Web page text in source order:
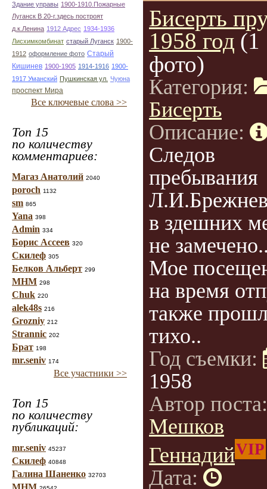
Здание управы 1900-1910.Пожарные
Луганск В 20-г.здесь построят
д.к.Ленина 1912 Адрес 1934-1936
Лисхимкомбинат старый Луганск 1900-
1912 оформление фото Старый
Кишинев 1900-1905 1914-1916 1900-
1917 Уманский Пушкинская ул. Чуюна
проспект Мира
Все ключевые слова >>
Топ 15
по количеству
комментариев:
Магаз Анатолий 2040
poroch 1132
sm 865
Yana 398
Admin 334
Борис Ассеев 320
Скилеф 305
Белков Альберт 299
МНМ 298
Chuk 220
alek48s 216
Grozniy 212
Strannic 202
Брат 198
mr.seniv 174
Все участники >>
Топ 15
по количеству
публикаций:
mr.seniv 45237
Скилеф 40848
Галина Шаненко 32703
МНМ
Бисерть
1958 год (1
фото)
Категория:
Бисерть
Описание:
Следов
пребывания
в здешних
не
Мое
на время
также
тихо..
Год съемки:
1958
Автор
Мешков
ГеннадийVIP
Дата: